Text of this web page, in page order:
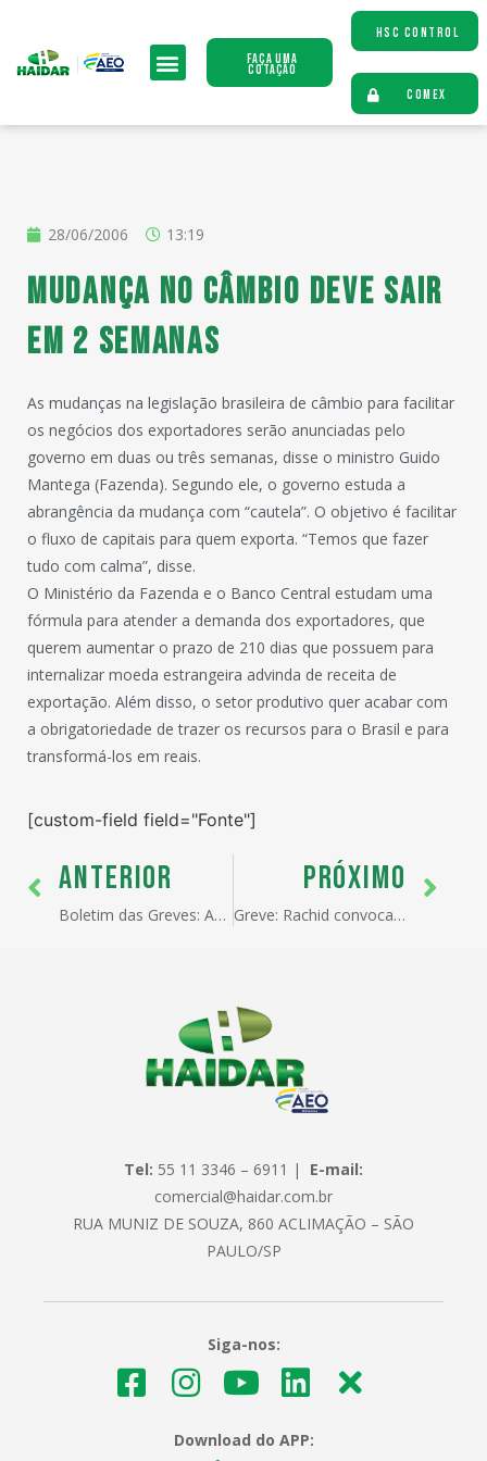
Faça uma
Cotação
HSC CONTROL
COMEX
28/06/2006 13:19
Mudança no câmbio deve sair
em 2 semanas
As mudanças na legislação brasileira de câmbio para facilitar
os negócios dos exportadores serão anunciadas pelo
governo em duas ou três semanas, disse o ministro Guido
Mantega (Fazenda). Segundo ele, o governo estuda a
abrangência da mudança com “cautela”. O objetivo é facilitar
o fluxo de capitais para quem exporta. “Temos que fazer
tudo com calma”, disse.
O Ministério da Fazenda e o Banco Central estudam uma
fórmula para atender a demanda dos exportadores, que
querem aumentar o prazo de 210 dias que possuem para
internalizar moeda estrangeira advinda de receita de
exportação. Além disso, o setor produtivo quer acabar com
a obrigatoriedade de trazer os recursos para o Brasil e para
transformá-los em reais.
[custom-field field="Fonte"]
ANTERIOR
Boletim das Greves: ANVISA, MAPA, RECEITA e SUNAMAN
PRÓXIMO
Greve: Rachid convoca reunião de emergência
Tel: 55 11 3346 – 6911 | E-mail:
comercial@haidar.com.br
RUA MUNIZ DE SOUZA, 860 ACLIMAÇÃO – SÃO
PAULO/SP
Siga-nos:
Download do APP: